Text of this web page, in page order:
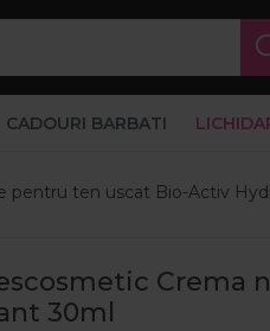
CADOURI BARBATI
pentru ten uscat Bio-Activ
Crema
30ml